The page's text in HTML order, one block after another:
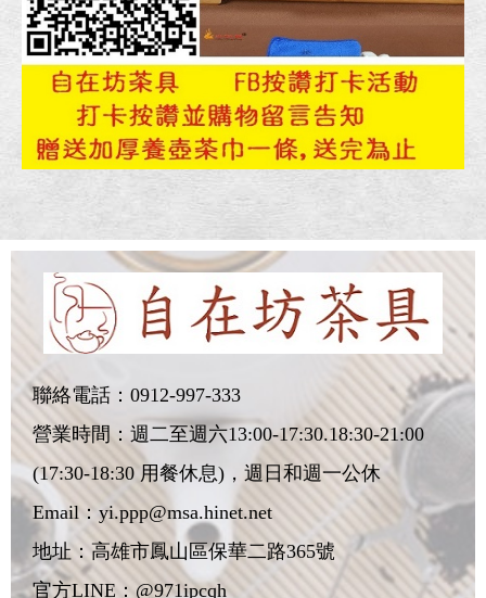
聯絡電話： 0912-997-333
營業時間：週二至週六13:00-17:30.18:30-21:00
(17:30-18:30 用餐休息)，週日和週一公休
Email： yi.ppp@msa.hinet.net
地址： 高雄市鳳山區保華二路365號
官方LINE：@971ipcqh